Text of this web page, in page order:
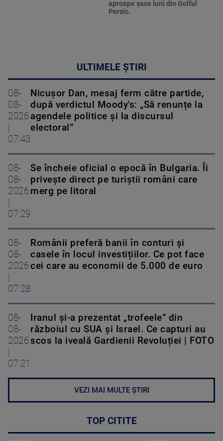
aproape şase luni din Golful
Persic.
ULTIMELE ȘTIRI
08-
08-
2026
07:43
Nicușor Dan, mesaj ferm către partide,
după verdictul Moody's: „Să renunțe la
agendele politice şi la discursul
electoral”
08-
08-
2026
07:29
Se încheie oficial o epocă în Bulgaria. Îi
privește direct pe turiștii români care
merg pe litoral
08-
08-
2026
07:28
Românii preferă banii în conturi și
casele în locul investițiilor. Ce pot face
cei care au economii de 5.000 de euro
08-
08-
2026
07:21
Iranul și-a prezentat „trofeele” din
războiul cu SUA și Israel. Ce capturi au
scos la iveală Gardienii Revoluției | FOTO
VEZI MAI MULTE ȘTIRI
TOP CITITE